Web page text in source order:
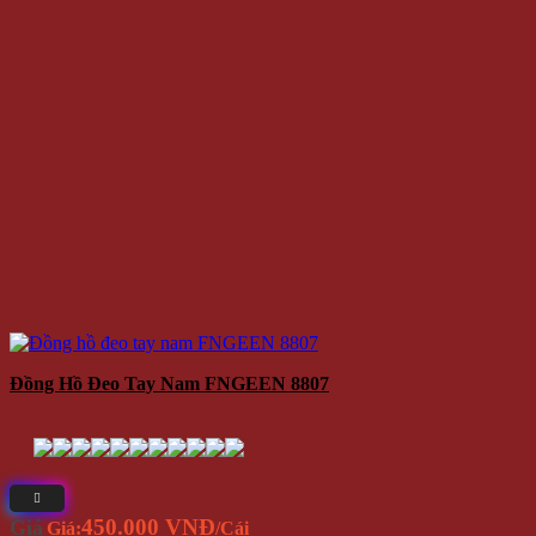
Đồng Hồ Đeo Tay Nam FNGEEN 8807
GiáGiá:450.000 VNĐ/Cái